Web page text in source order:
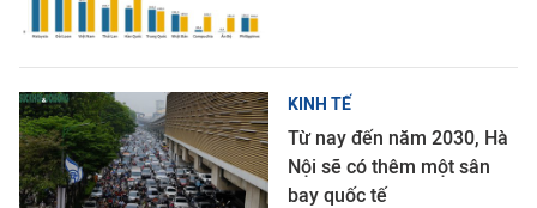
KINH TẾ
Từ nay đến năm 2030, Hà
Nội sẽ có thêm một sân
bay quốc tế